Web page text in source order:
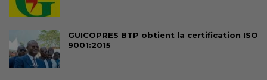
GUICOPRES BTP obtient la certification ISO
9001:2015